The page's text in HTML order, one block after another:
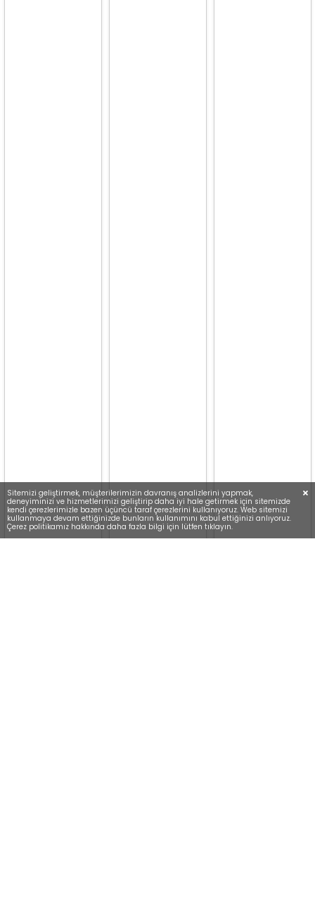
Sitemizi geliştirmek, müşterilerimizin davranış analizlerini yapmak,
deneyiminizi ve hizmetlerimizi geliştirip daha iyi hale getirmek için sitemizde
kendi çerezlerimizle bazen üçüncü taraf çerezlerini kullanıyoruz. Web sitemizi
kullanmaya devam ettiğinizde bunların kullanımını kabul ettiğinizi anlıyoruz.
Çerez politikamız hakkında daha fazla bilgi için lütfen tıklayın.